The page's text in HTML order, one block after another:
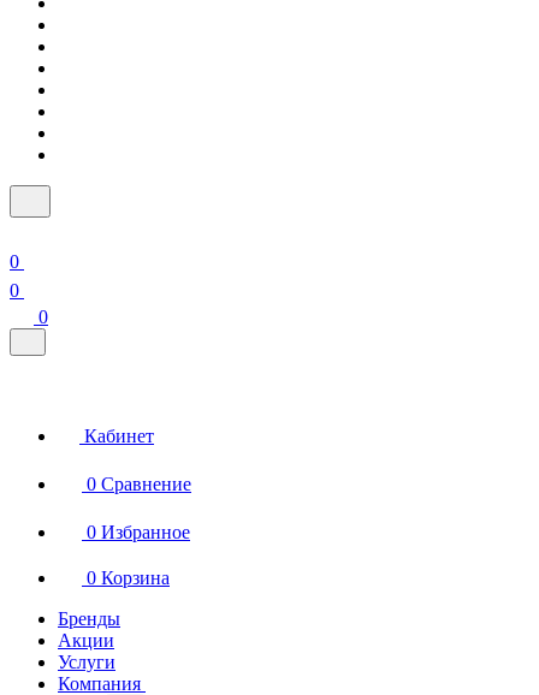
0
0
0
Кабинет
0 Сравнение
0 Избранное
0 Корзина
Бренды
Акции
Услуги
Компания